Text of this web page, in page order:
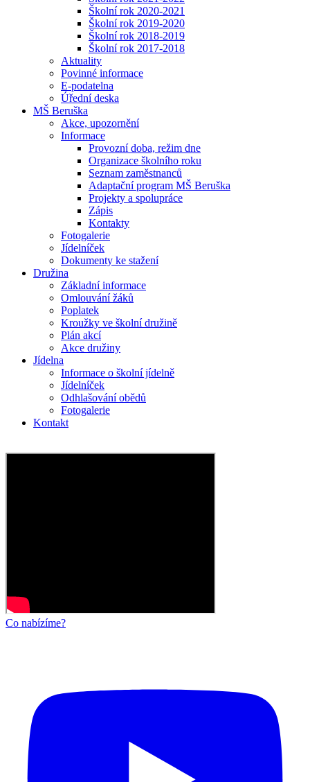
Školní rok 2020-2021
Školní rok 2019-2020
Školní rok 2018-2019
Školní rok 2017-2018
Aktuality
Povinné informace
E-podatelna
Úřední deska
MŠ Beruška
Akce, upozornění
Informace
Provozní doba, režim dne
Organizace školního roku
Seznam zaměstnanců
Adaptační program MŠ Beruška
Projekty a spolupráce
Zápis
Kontakty
Fotogalerie
Jídelníček
Dokumenty ke stažení
Družina
Základní informace
Omlouvání žáků
Poplatek
Kroužky ve školní družině
Plán akcí
Akce družiny
Jídelna
Informace o školní jídelně
Jídelníček
Odhlašování obědů
Fotogalerie
Kontakt
Co nabízíme?